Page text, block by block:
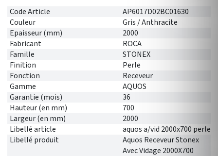
Code Article
AP6017D02BC01630
Couleur
Gris / Anthracite
Epaisseur (mm)
2000
Fabricant
ROCA
Famille
STONEX
Finition
Perle
Fonction
Receveur
Gamme
AQUOS
Garantie (mois)
36
Hauteur (en mm)
700
Largeur (en mm)
2000
Libellé article
aquos a/vid 2000x700 perle
Libellé produit
Aquos Receveur Stonex
Avec Vidage 2000X700